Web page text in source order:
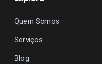
Quem Somos
Serviços
Blog